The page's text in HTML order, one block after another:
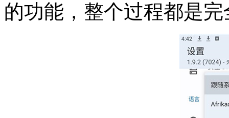
的功能，整个过程都是